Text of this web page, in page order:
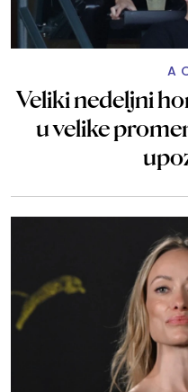
A
Veliki nedeljni
u velike